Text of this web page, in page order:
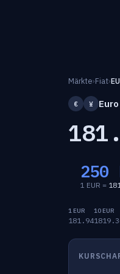
Märkte›Fiat›
€ ¥
250
1 EUR =
1 EUR
181.94
10 EUR